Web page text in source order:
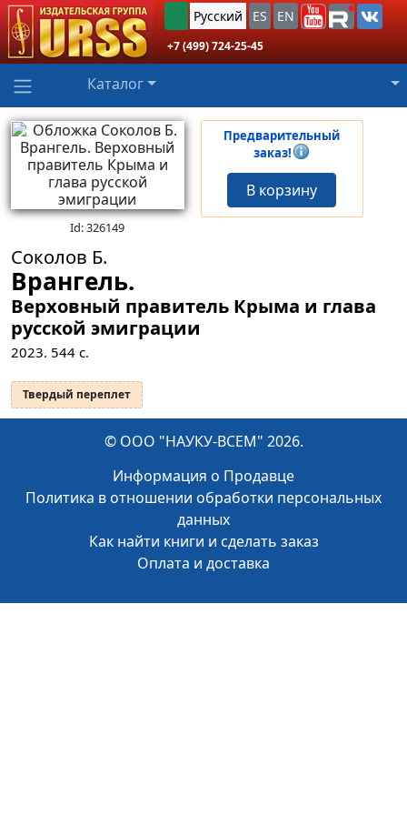
Русский ES EN
+7 (499) 724-25-45
Каталог
Id: 326149
Предварительный
заказ!
В корзину
Соколов Б.
Врангель.
Верховный правитель Крыма и глава
русской эмиграции
2023. 544 с.
Твердый переплет
© ООО "НАУКУ-ВСЕМ" 2026.
Информация о Продавце
Политика в отношении обработки персональных
данных
Как найти книги и сделать заказ
Оплата и доставка